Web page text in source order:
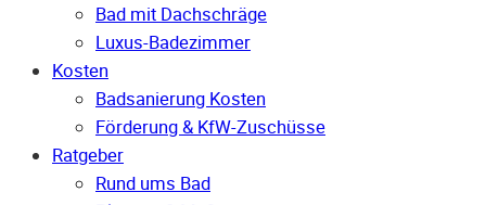
Bad mit Dachschräge
Luxus-Badezimmer
Kosten
Badsanierung Kosten
Förderung & KfW-Zuschüsse
Ratgeber
Rund ums Bad